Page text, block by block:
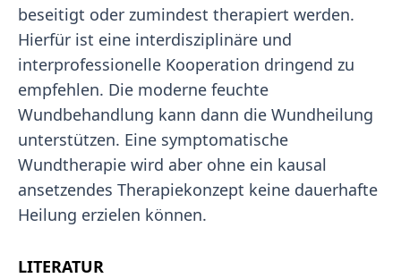
beseitigt oder zumindest therapiert werden.
Hierfür ist eine interdisziplinäre und
interprofessionelle Kooperation dringend zu
empfehlen. Die moderne feuchte
Wundbehandlung kann dann die Wundheilung
unterstützen. Eine symptomatische
Wundtherapie wird aber ohne ein kausal
ansetzendes Therapiekonzept keine dauerhafte
Heilung erzielen können.
LITERATUR